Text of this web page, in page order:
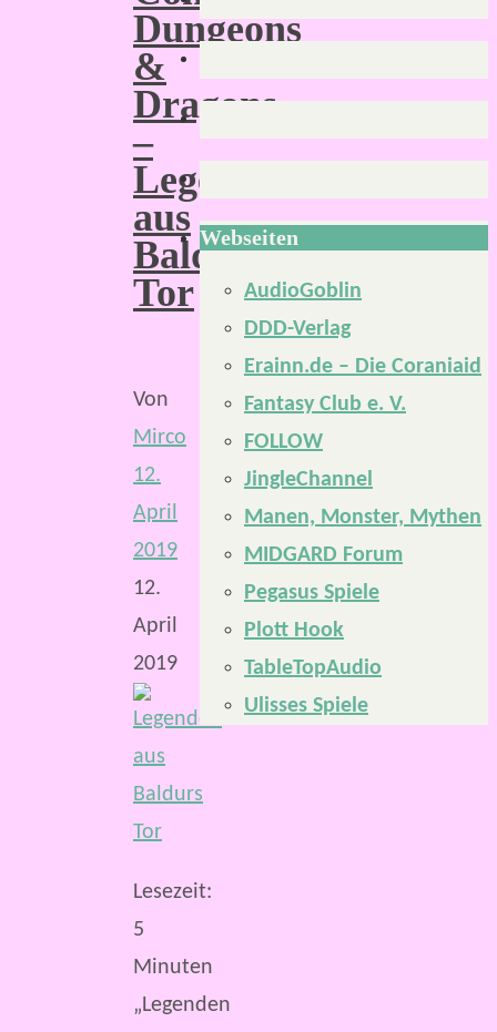
Dungeons
&
Dragons
–
Legenden
aus
Baldurs
Tor
Von
Mirco
12.
April
2019
12.
April
2019
Lesezeit:
5
Minuten
„Legenden
Webseiten
AudioGoblin
DDD-Verlag
Erainn.de – Die Coraniaid
Fantasy Club e. V.
FOLLOW
JingleChannel
Manen, Monster, Mythen
MIDGARD Forum
Pegasus Spiele
Plott Hook
TableTopAudio
Ulisses Spiele